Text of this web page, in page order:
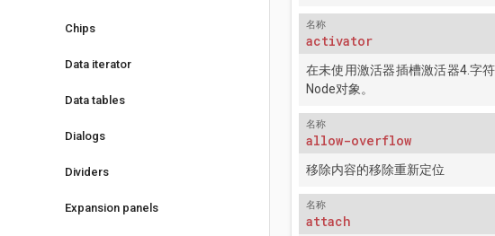
Chips
Data iterator
Data tables
Dialogs
Dividers
Expansion panels
名称
activator
在未使用激活器插槽激活器4.字
Node对象。
名称
allow-overflow
移除内容的移除重新定位
名称
attach